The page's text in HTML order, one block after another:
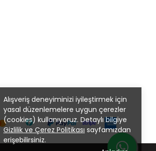
Alışveriş deneyiminizi iyileştirmek için
yasal düzenlemelere uygun çerezler
(cookies) kullanıyoruz. Detaylı bilgiye
Gizlilik ve Çerez Politikası sayfamızdan
erişebilirsiniz.